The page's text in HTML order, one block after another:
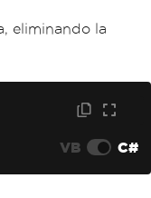
eliminando la
VB C#